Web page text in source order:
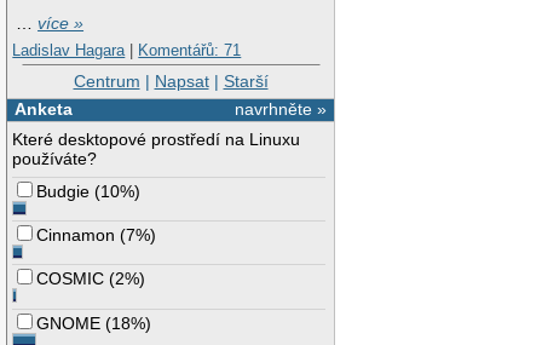
…více »
Ladislav Hagara | Komentářů: 71
Centrum | Napsat| Starší
navrhněte »
Anketa
Které desktopové prostředí na Linuxu
používáte?
Budgie (10%)
Cinnamon (7%)
COSMIC (2%)
GNOME (18%)